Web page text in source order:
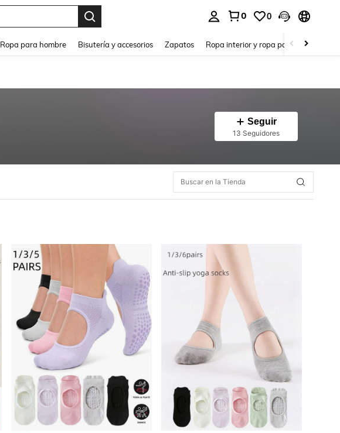
0 0
Ropa para hombre Bisutería y accesorios Zapatos Ropa interior y ropa para dormir
Seguir
13 Seguidores